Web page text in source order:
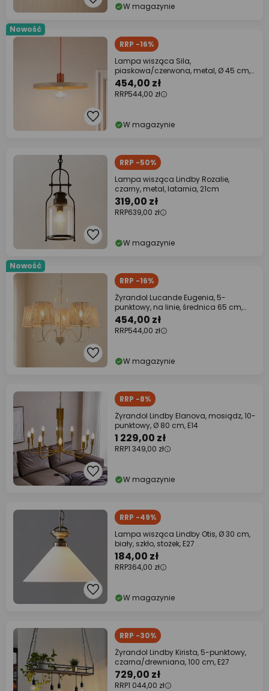
W magazynie
Nowość
RRP -16%
Lampa wisząca Sila,
piaskowa/czerwona, metal, Ø 45 cm,
E27
454,00 zł
RRP544,00 zł
W magazynie
RRP -50%
Lampa wisząca Lindby Rozalie,
czarny, metal, latarnia, 21cm
319,00 zł
RRP639,00 zł
W magazynie
Nowość
RRP -16%
Żyrandol Lucande Eugenia, 5-
punktowy, na linie, średnica 65 cm,
beżowy
454,00 zł
RRP544,00 zł
W magazynie
RRP -8%
Żyrandol Lindby Elanova, mosiądz, 10-
punktowy, Ø 80 cm, E14
1 229,00 zł
RRP1 349,00 zł
W magazynie
RRP -49%
Lampa wisząca Lindby Otis, Ø 30 cm,
biały, szkło, stożek, E27
184,00 zł
RRP364,00 zł
W magazynie
RRP -30%
Żyrandol Lindby Kirista, 5-punktowy,
czarna/drewniana, 100 cm, E27
729,00 zł
RRP1 044,00 zł